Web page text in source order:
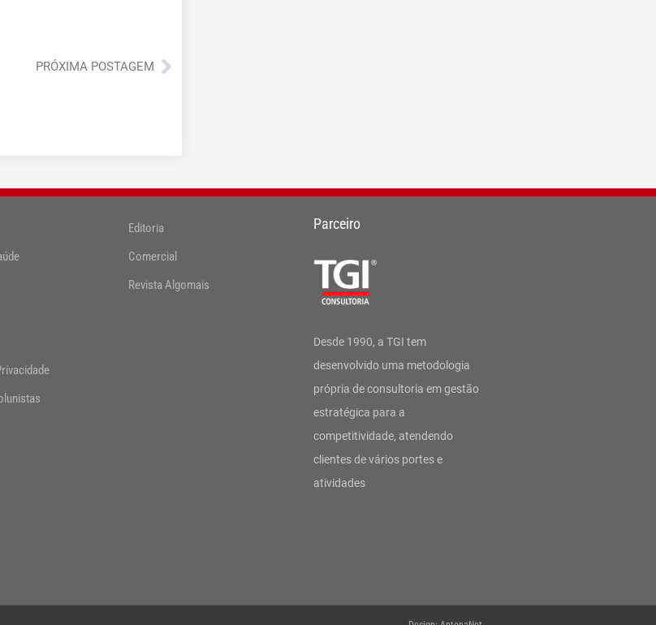
PRÓXIMA POSTAGEMPróximo
Editoria
Comercial
Revista Algomais
Parceiro
Desde 1990, a TGI tem
desenvolvido uma metodologia
própria de consultoria em gestão
estratégica para a
competitividade, atendendo
clientes de vários portes e
atividades